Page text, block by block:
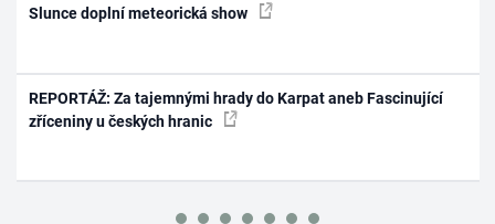
Slunce doplní meteorická show
REPORTÁŽ: Za tajemnými hrady do Karpat aneb Fascinující
zříceniny u českých hranic